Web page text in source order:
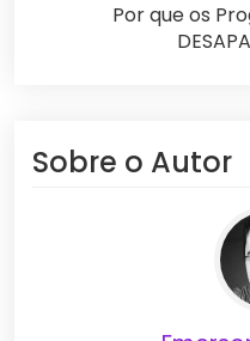
Por que os
Sobre o Autor